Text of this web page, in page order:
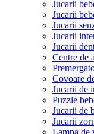
Jucarii
Jucarii
Jucarii
Jucarii
Jucarii
Centre de
Covoare
Jucarii de
Puzzle
Jucarii de
Jucarii